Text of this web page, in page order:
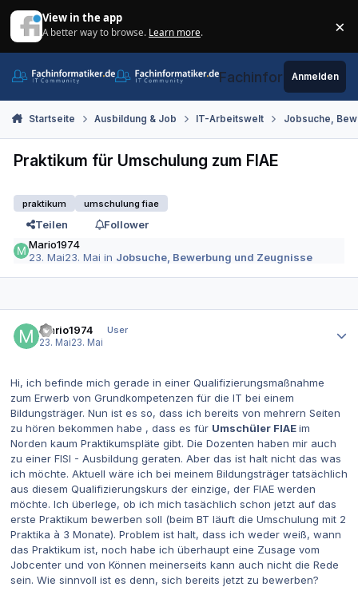
View in the app
A better way to browse. Learn more. ×
Fachinformatiker.de
Anmelden
Startseite Ausbildung & Job IT-Arbeitswelt Jobsuche,
Praktikum für Umschulung zum FIAE
praktikum umschulung fiae
Teilen
Follower
Mario1974
23. Mai23. Mai in Jobsuche, Bewerbung und Zeugnisse
Mario1974
User
23. Mai23. Mai
Hi, ich befinde mich gerade in einer Qualifizierungsmaßnahme
zum Erwerb von Grundkompetenzen für die IT bei einem
Bildungsträger. Nun ist es so, dass ich bereits von mehrern Seiten
zu hören bekommen habe , dass es für Umschüler FIAEim
Norden kaum Praktikumspläte gibt. Die Dozenten haben mir auch
zu einer FISI - Ausbildung geraten. Aber das ist halt nicht das was
ich möchte. Aktuell wäre ich bei meinem Bildungsträger tatsächlich
aus diesem Qualifizierungskurs der einzige, der FIAE werden
möchte. Ich überlege, ob ich mich tasächlich schon jetzt auf das
erste Praktikum bewerben soll (beim BT läuft die Umschulung mit 2
Praktika à 3 Monate). Problem ist halt, dass ich weder weiß, wann
das Praktikum ist, noch habe ich überhaupt eine Zusage vom
Jobcenter und von Können meinerseits kann auch nicht die Rede
sein. Wie sinnvoll ist es denn, sich bereits jetzt zu bewerben?